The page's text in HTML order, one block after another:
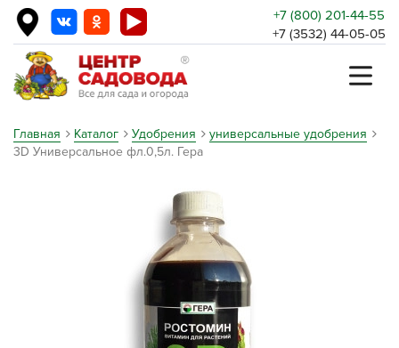
+7 (800) 201-44-55
+7 (3532) 44-05-05
Главная Каталог Удобрения
универсальные удобрения
3D Универсальное фл.0,5л. Гера